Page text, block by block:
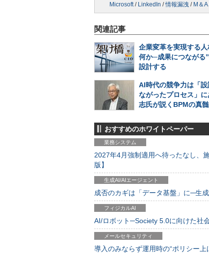
Microsoft/ LinkedIn /情報漏洩 / M＆A
関連記事
企業変革を実現する
何か─成果につながる
設計する
AI時代の競争力は「
ながったプロセス」
志氏が説くBPMの真髄
おすすめのホワイトペーパー
業務システム
2027年4月強制適用へ待ったなし、
版】
生成AI/AIエージェント
成否のカギは「データ基盤」に─生
フィジカルAI
AI/ロボット─Society 5.0に向けた社
メールセキュリティ
導入のみならず運用時の“ポリシー